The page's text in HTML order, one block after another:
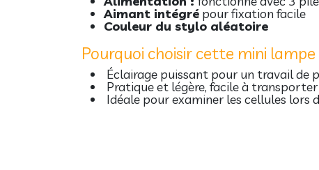
Aimant intégré pour fixation facile
Couleur du stylo aléatoire
Pourquoi choisir cette mini lampe
Éclairage puissant pour un travail de
Pratique et légère, facile à transporter
Idéale pour examiner les cellules lors